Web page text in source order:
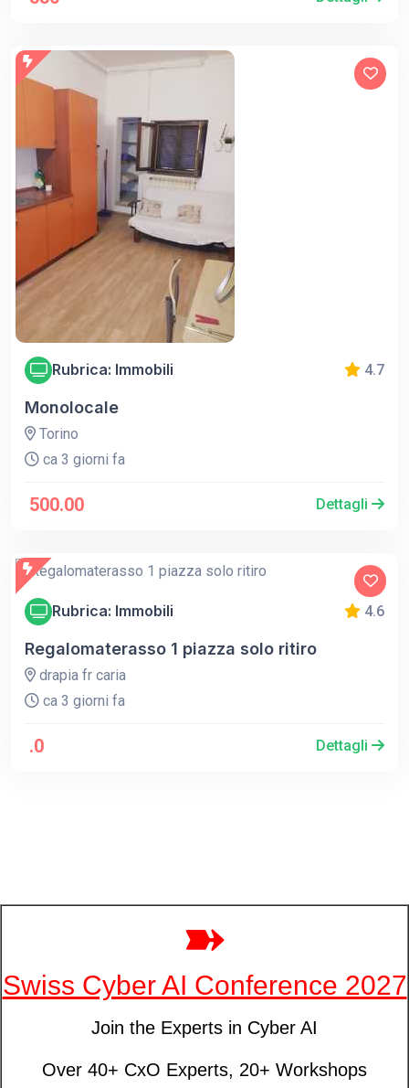
Rubrica: Immobili 4.7
Monolocale
Torino
ca 3 giorni fa
500.00 Dettagli
Rubrica: Immobili 4.6
Regalomaterasso 1 piazza solo ritiro
drapia fr caria
ca 3 giorni fa
.0 Dettagli